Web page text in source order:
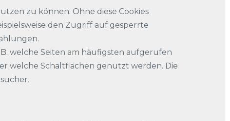
zu können. Ohne diese Cookies
den Zugriff auf gesperrte
welche Seiten am häufigsten aufgerufen
welche Schaltflächen genutzt werden. Die